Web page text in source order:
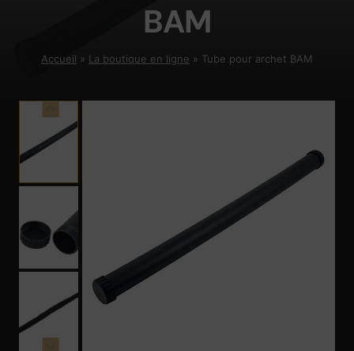
BAM
Accueil » La boutique en ligne » Tube pour archet BAM